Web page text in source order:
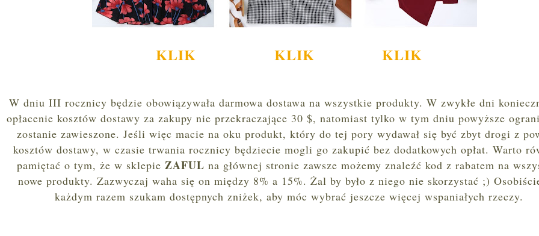
KLIK KLIK KLIK
W dniu III rocznicy będzie obowiązywała darmowa dostawa na wszystkie produkty. W zwykłe dni
opłacenie kosztów dostawy za zakupy nie przekraczające 30 $, natomiast tylko w tym dniu powyższe
zostanie zawieszone. Jeśli więc macie na oku produkt, który do tej pory wydawał się być zbyt drogi z
kosztów dostawy, w czasie trwania rocznicy będziecie mogli go zakupić bez dodatkowych opłat. Warto
pamiętać o tym, że w sklepie ZAFUL na głównej stronie zawsze możemy znaleźć kod z rabatem na
nowe produkty. Zazwyczaj waha się on między 8% a 15%. Żal by było z niego nie skorzystać ;)
każdym razem szukam dostępnych zniżek, aby móc wybrać jeszcze więcej wspaniałych rzeczy.